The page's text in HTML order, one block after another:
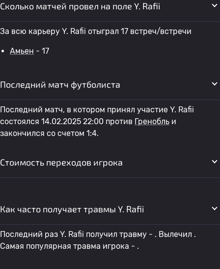
Сколько матчей провел на поле Y. Rafii
За всю карьеру Y. Rafii отыграл 17 встреч/встречи
Амьен - 17
Последний матч футболиста
Последний матч, в котором принял участие Y. Rafii
состоялся 14.02.2025 22:00 против Гренобль и
закончился со счетом 1:4.
Стоимость переходов игрока
Как часто получает травмы Y. Rafii
Последний раз Y. Rafii получил травму - . Вылечил .
Самая популярная травма игрока - .